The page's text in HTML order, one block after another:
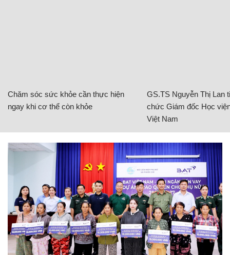
Chăm sóc sức khỏe cần thực hiện
ngay khi cơ thể còn khỏe
GS.TS Nguyễn Thị Lan
chức Giám đốc Học
Việt Nam